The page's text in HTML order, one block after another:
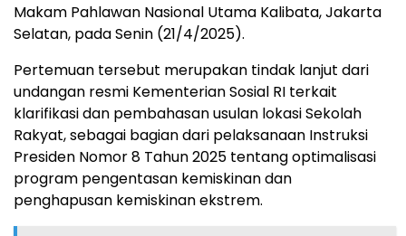
Makam Pahlawan Nasional Utama Kalibata, Jakarta
Selatan, pada Senin (21/4/2025).
Pertemuan tersebut merupakan tindak lanjut dari
undangan resmi Kementerian Sosial RI terkait
klarifikasi dan pembahasan usulan lokasi Sekolah
Rakyat, sebagai bagian dari pelaksanaan Instruksi
Presiden Nomor 8 Tahun 2025 tentang optimalisasi
program pengentasan kemiskinan dan
penghapusan kemiskinan ekstrem.